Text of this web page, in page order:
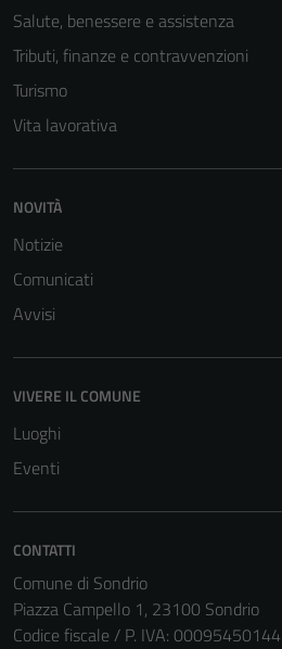
Salute, benessere e assistenza
Tributi, finanze e contravvenzioni
Turismo
Vita lavorativa
NOVITÀ
Notizie
Comunicati
Avvisi
VIVERE IL COMUNE
Luoghi
Eventi
CONTATTI
Comune di Sondrio
Piazza Campello 1, 23100 Sondrio
Codice fiscale / P. IVA: 00095450144